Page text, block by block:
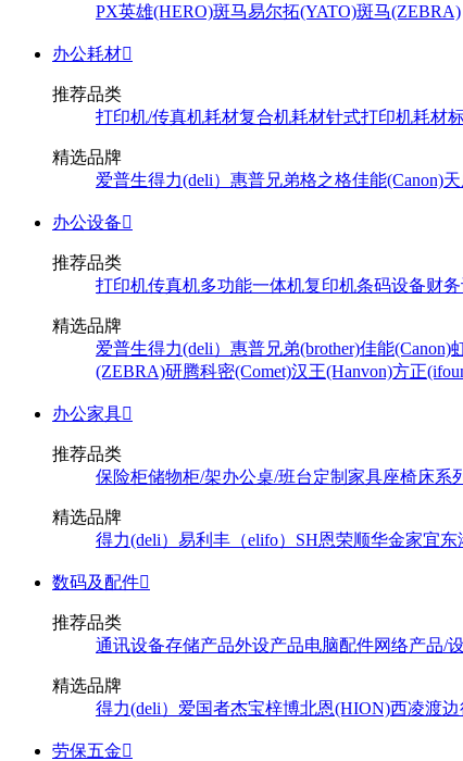
PX英雄(HERO)斑马易尔拓(YATO)斑马(ZEBRA)
办公耗材
推荐品类
打印机/传真机耗材复合机耗材针式打印机耗材
精选品牌
爱普生得力(deli） 惠普兄弟格之格佳能(Canon)
办公设备
推荐品类
打印机传真机多功能一体机复印机条码设备财
精选品牌
爱普生得力(deli） 惠普兄弟(brother)佳能(Canon)
(ZEBRA)研腾科密(Comet)汉王(Hanvon)方正
办公家具
推荐品类
保险柜储物柜/架办公桌/班台定制家具座椅床系
精选品牌
得力(deli） 易利丰（elifo） SH恩荣顺华金家宜东
数码及配件
推荐品类
通讯设备存储产品外设产品电脑配件网络产品/
精选品牌
得力(deli） 爱国者杰宝梓博北恩(HION)西凌渡边
劳保五金